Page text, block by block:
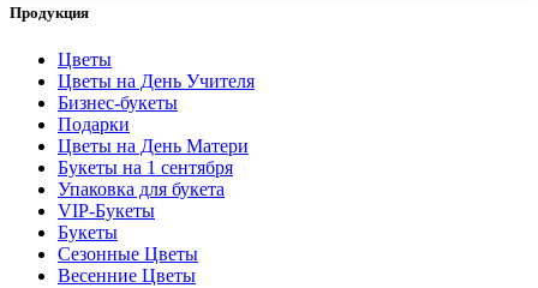
Продукция
Цветы
Цветы на День Учителя
Бизнес-букеты
Подарки
Цветы на День Матери
Букеты на 1 сентября
Упаковка для букета
VIP-Букеты
Букеты
Сезонные Цветы
Весенние Цветы